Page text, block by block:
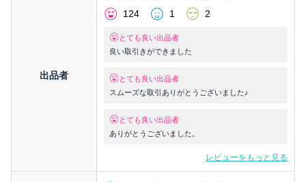
出品者
124
1 2
とても良い出品者
良い取引きができました
とても良い出品者
スムーズな取引ありがとうございました♪
とても良い出品者
ありがとうございました。
レビューをもっと見る